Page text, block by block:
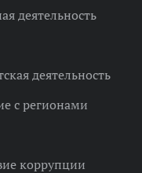
деятельность
деятельность
с регионами
коррупции